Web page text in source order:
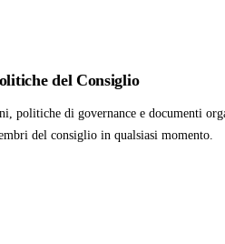
del Consiglio
politiche di governance e documenti
del consiglio in qualsiasi momento.